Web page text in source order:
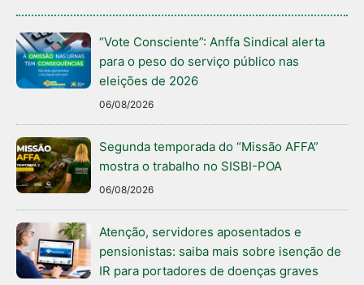
“Vote Consciente”: Anffa Sindical alerta
para o peso do serviço público nas
eleições de 2026
06/08/2026
Segunda temporada do “Missão AFFA”
mostra o trabalho no SISBI-POA
06/08/2026
Atenção, servidores aposentados e
pensionistas: saiba mais sobre isenção de
IR para portadores de doenças graves